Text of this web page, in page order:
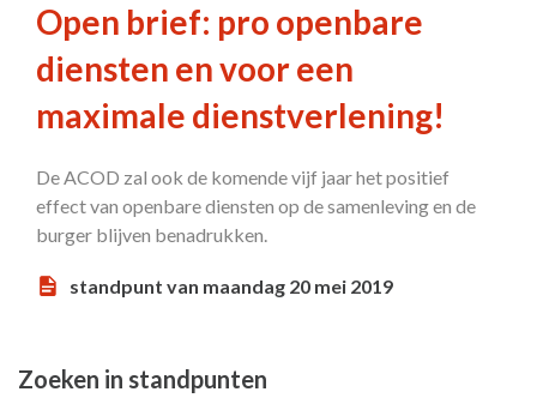
Open brief: pro openbare
diensten en voor een
maximale dienstverlening!
De ACOD zal ook de komende vijf jaar het positief
effect van openbare diensten op de samenleving en de
burger blijven benadrukken.
standpunt van maandag 20 mei 2019
Zoeken in standpunten